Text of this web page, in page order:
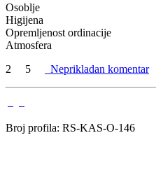
Osoblje
Higijena
Opremljenost ordinacije
Atmosfera
2
5 Neprikladan komentar
Broj profila: RS-KAS-O-146